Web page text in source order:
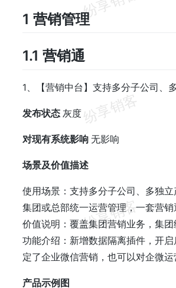
1 营销管理
1.1 营销通
1、【营销中台】支持多分子公司、
发布状态 灰度
对现有系统影响 无影响
场景及价值描述
使用场景：支持多分子公司、多独
集团或总部统一运营管理，一套营
价值说明：覆盖集团营销业务，集
功能介绍：新增数据隔离插件，开
定了企业微信营销，也可以对企微运
产品示例图